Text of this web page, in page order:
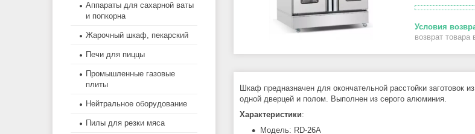
возврат товара
Шкаф предназначен для окончательной расстойки
одной дверцей и полом. Выполнен из серого алюминия.
Характеристики:
Модель: RD-26A
Аппараты для сахарной ваты
и попкорна
Жарочный шкаф, пекарский
Печи для пиццы
Промышленные газовые
плиты
Нейтральное оборудование
Пилы для резки мяса